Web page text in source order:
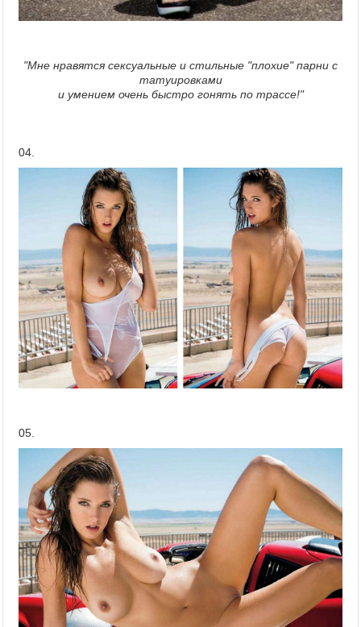
"Мне нравятся сексуальные и стильные "плохие" парни с
татуировками
и умением очень быстро гонять по трассе!"
04.
05.